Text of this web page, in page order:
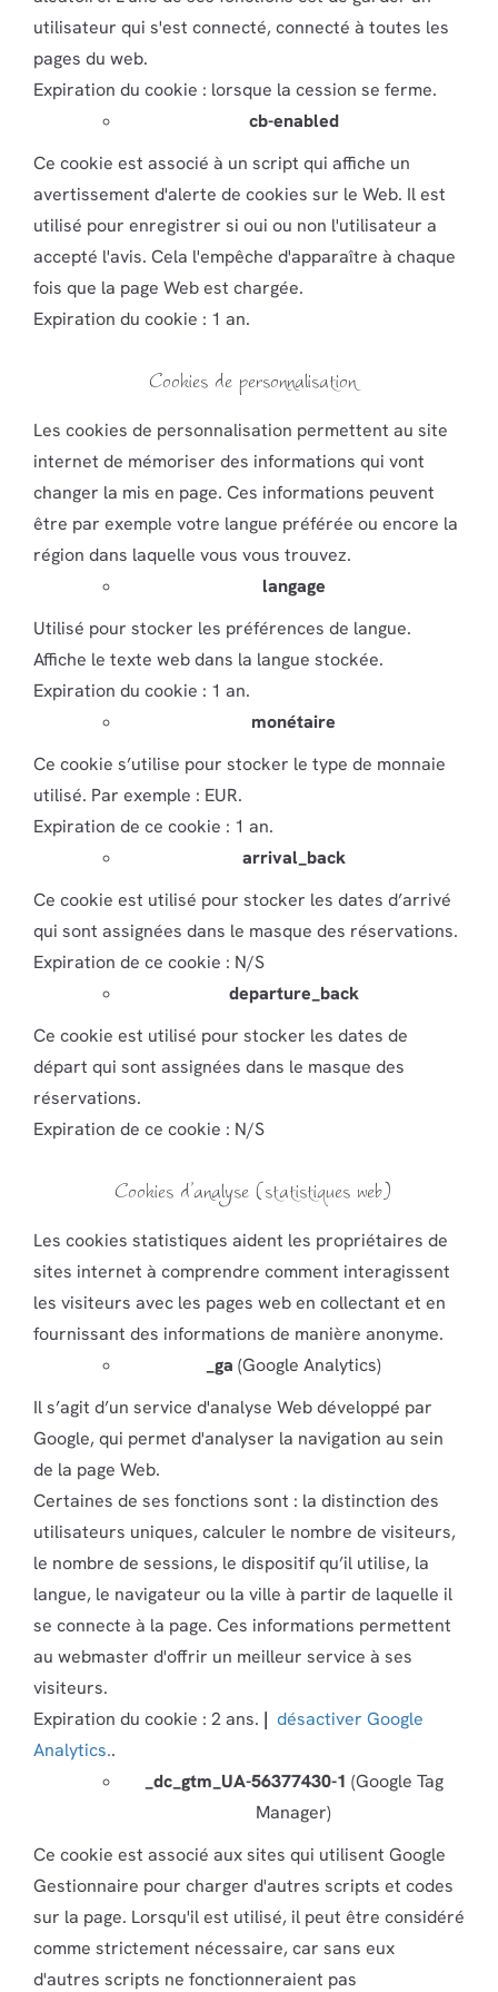
utilisateur qui s'est connecté, connecté à toutes les
pages du web.
Expiration du cookie : lorsque la cession se ferme.
cb-enabled
Ce cookie est associé à un script qui affiche un
avertissement d'alerte de cookies sur le Web. Il est
utilisé pour enregistrer si oui ou non l'utilisateur a
accepté l'avis. Cela l'empêche d'apparaître à chaque
fois que la page Web est chargée.
Expiration du cookie : 1 an.
Cookies de personnalisation
Les cookies de personnalisation permettent au site
internet de mémoriser des informations qui vont
changer la mis en page. Ces informations peuvent
être par exemple votre langue préférée ou encore la
région dans laquelle vous vous trouvez.
langage
Utilisé pour stocker les préférences de langue.
Affiche le texte web dans la langue stockée.
Expiration du cookie : 1 an.
monétaire
Ce cookie s’utilise pour stocker le type de monnaie
utilisé. Par exemple : EUR.
Expiration de ce cookie : 1 an.
arrival_back
Ce cookie est utilisé pour stocker les dates d’arrivé
qui sont assignées dans le masque des réservations.
Expiration de ce cookie : N/S
departure_back
Ce cookie est utilisé pour stocker les dates de
départ qui sont assignées dans le masque des
réservations.
Expiration de ce cookie : N/S
Cookies d’analyse (statistiques web)
Les cookies statistiques aident les propriétaires de
sites internet à comprendre comment interagissent
les visiteurs avec les pages web en collectant et en
fournissant des informations de manière anonyme.
_ga (Google Analytics)
Il s’agit d’un service d'analyse Web développé par
Google, qui permet d'analyser la navigation au sein
de la page Web.
Certaines de ses fonctions sont : la distinction des
utilisateurs uniques, calculer le nombre de visiteurs,
le nombre de sessions, le dispositif qu’il utilise, la
langue, le navigateur ou la ville à partir de laquelle il
se connecte à la page. Ces informations permettent
au webmaster d'offrir un meilleur service à ses
visiteurs.
Expiration du cookie : 2 ans. | désactiver Google
Analytics..
_dc_gtm_UA-56377430-1 (Google Tag
Manager)
Ce cookie est associé aux sites qui utilisent Google
Gestionnaire pour charger d'autres scripts et codes
sur la page. Lorsqu'il est utilisé, il peut être considéré
comme strictement nécessaire, car sans eux
d'autres scripts ne fonctionneraient pas